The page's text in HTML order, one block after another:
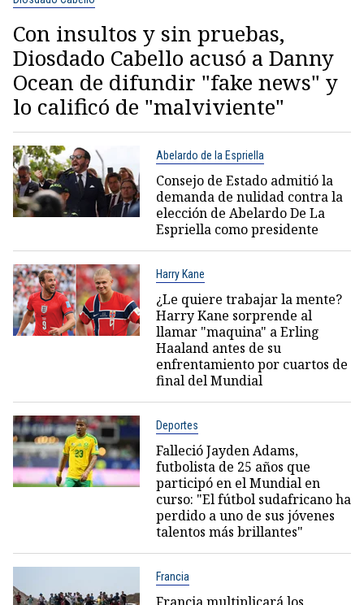
Con insultos y sin pruebas,
Diosdado Cabello acusó a Danny
Ocean de difundir "fake news" y
lo calificó de "malviviente"
Abelardo de la Espriella
Consejo de Estado admitió la
demanda de nulidad contra la
elección de Abelardo De La
Espriella como presidente
Harry Kane
¿Le quiere trabajar la mente?
Harry Kane sorprende al
llamar "maquina" a Erling
Haaland antes de su
enfrentamiento por cuartos de
final del Mundial
Deportes
Falleció Jayden Adams,
futbolista de 25 años que
participó en el Mundial en
curso: "El fútbol sudafricano ha
perdido a uno de sus jóvenes
talentos más brillantes"
Francia